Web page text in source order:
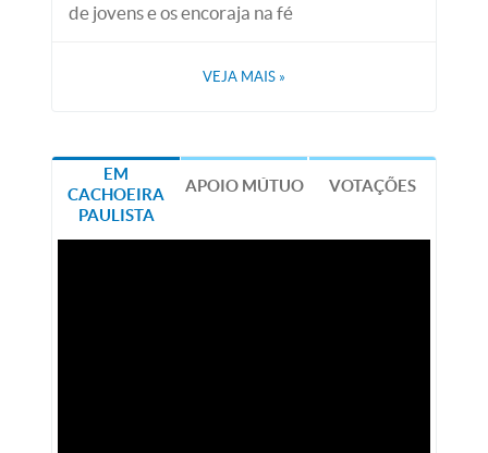
de jovens e os encoraja na fé
VEJA MAIS »
EM
CACHOEIRA
PAULISTA
APOIO MÚTUO VOTAÇÕES